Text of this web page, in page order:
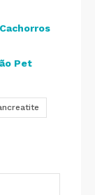
Pet